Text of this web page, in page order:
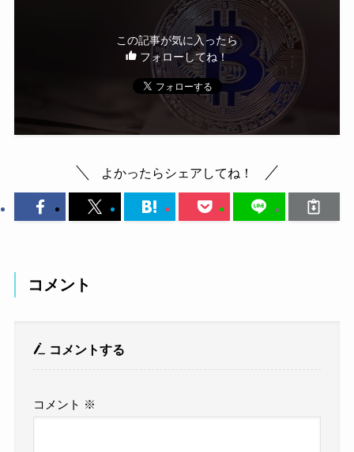
この記事が気に入ったら
フォローしてね！
よかったらシェアしてね！
コメント
コメントする
コメント ※